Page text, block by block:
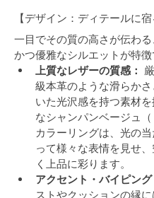
【デザイン：ディテールに宿
一目でその質の高さが伝わ
かつ優雅なシルエットが特徴
上質なレザーの質感：
級本革のような滑らか
いた光沢感を持つ素材
なシャンパンベージュ
カラーリングは、光の
って様々な表情を見せ
く上品に彩ります。
アクセント・バイピング
ストやクッションの縁に